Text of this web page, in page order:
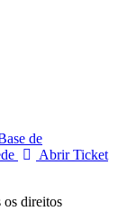
de
Abrir Ticket
direitos